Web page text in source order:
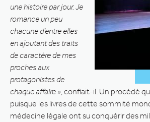
une histoire par jour. Je
romance un peu
chacune d’entre elles
en ajoutant des traits
de caractère de mes
proches aux
protagonistes de
chaque affaire » , confiait-il. Un procédé
puisque les livres de cette sommité
médecine légale ont su conquérir des